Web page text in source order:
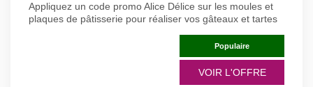
Appliquez un code promo Alice Délice sur les moules et
plaques de pâtisserie pour réaliser vos gâteaux et tartes
Populaire
VOIR L'OFFRE